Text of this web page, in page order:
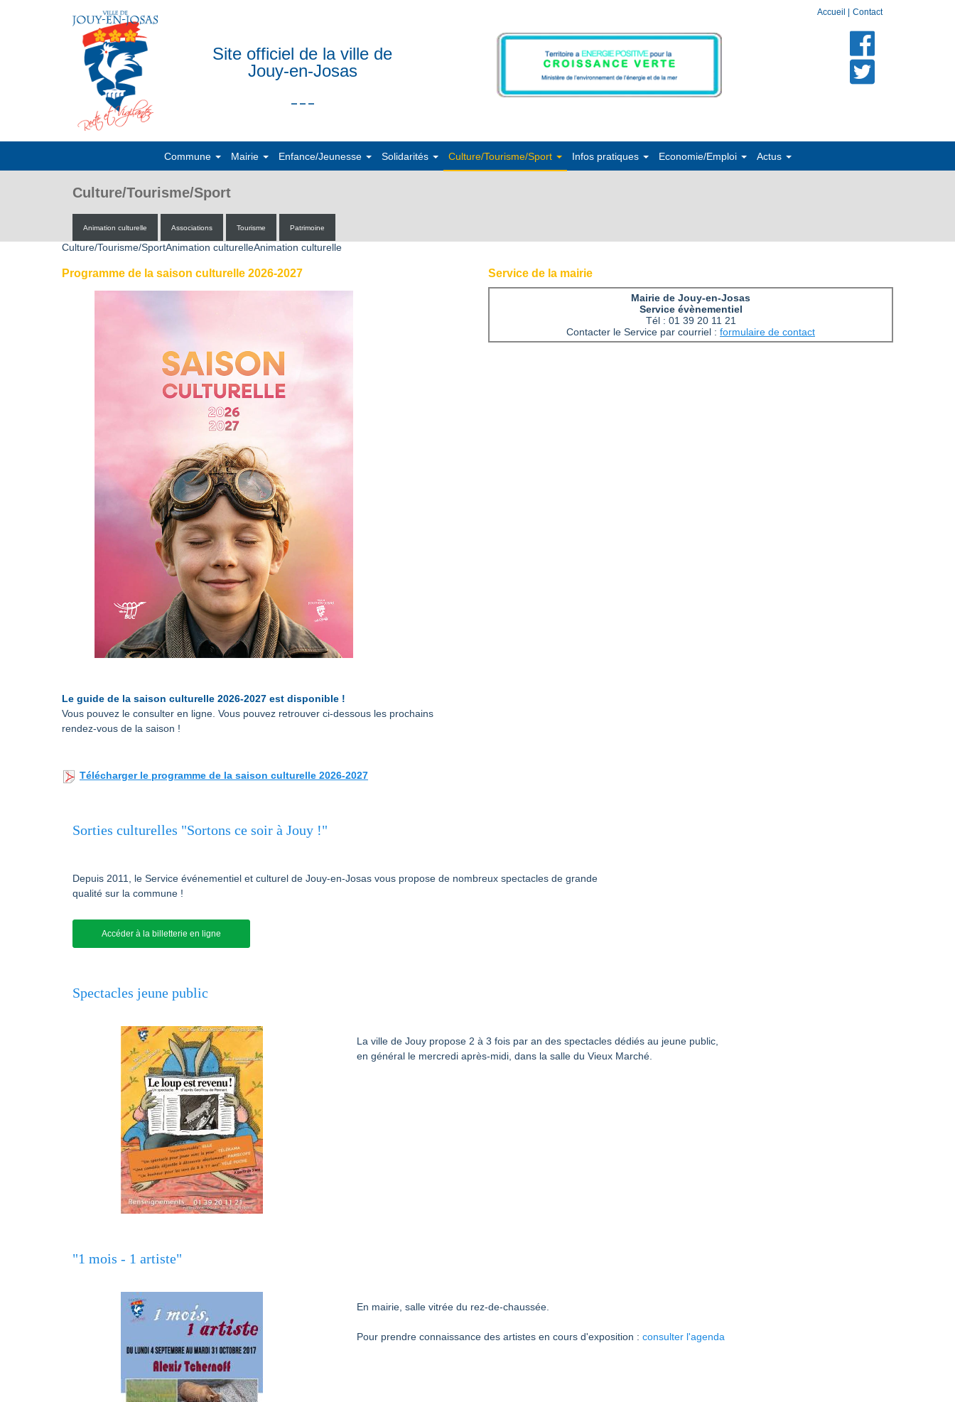
Accueil Contact
Site officiel de la ville de
Jouy-en-Josas
___
Commune Mairie Enfance/Jeunesse Solidarités Culture/Tourisme/Sport Infos pratiques Economie/Emploi Actus
Culture/Tourisme/Sport
Animation culturelle Associations Tourisme Patrimoine
Culture/Tourisme/SportAnimation culturelleAnimation culturelle
Programme de la saison culturelle 2026-2027
Le guide de la saison culturelle 2026-2027 est disponible !
Vous pouvez le consulter en ligne. Vous pouvez retrouver ci-dessous les prochains
rendez-vous de la saison !
Télécharger le programme de la saison culturelle 2026-2027
Service de la mairie
Mairie de Jouy-en-Josas
Service évènementiel
Tél : 01 39 20 11 21
Contacter le Service par courriel : formulaire de contact
Sorties culturelles "Sortons ce soir à Jouy !"
Depuis 2011, le Service événementiel et culturel de Jouy-en-Josas vous propose de nombreux spectacles de grande
qualité sur la commune !
Accéder à la billetterie en ligne
Spectacles jeune public
La ville de Jouy propose 2 à 3 fois par an des spectacles dédiés au jeune public,
en général le mercredi après-midi, dans la salle du Vieux Marché.
"1 mois - 1 artiste"
En mairie, salle vitrée du rez-de-chaussée.
Pour prendre connaissance des artistes en cours d'exposition : consulter l'agenda